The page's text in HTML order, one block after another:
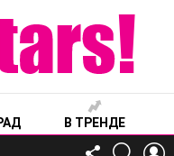
В ТРЕНДЕ
FOLLOW